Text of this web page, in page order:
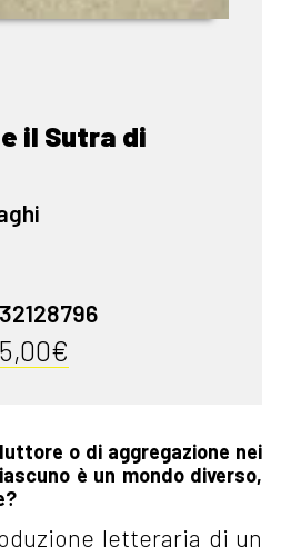
il Sutra di
o di aggregazione nei
è un mondo diverso,
letteraria di un